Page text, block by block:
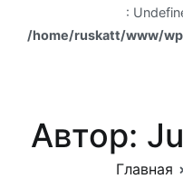
:
/home/ruskatt/www/
Автор:
Главная